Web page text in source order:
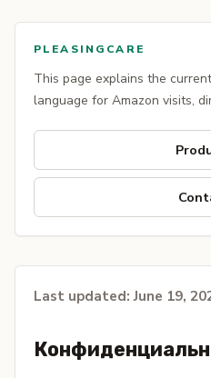
PLEASINGCARE
This page explains the
language for Amazon visits,
Last updated: June 19,